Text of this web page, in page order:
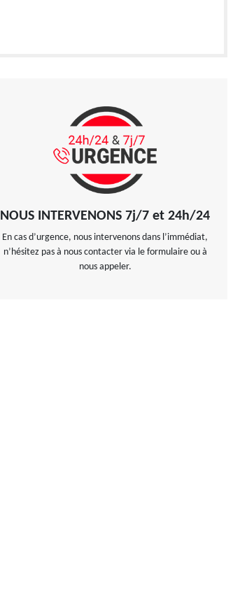
NOUS INTERVENONS 7j/7 et 24h/24
En cas d’urgence, nous intervenons dans l’immédiat,
n’hésitez pas à nous contacter via le formulaire ou à
nous appeler.